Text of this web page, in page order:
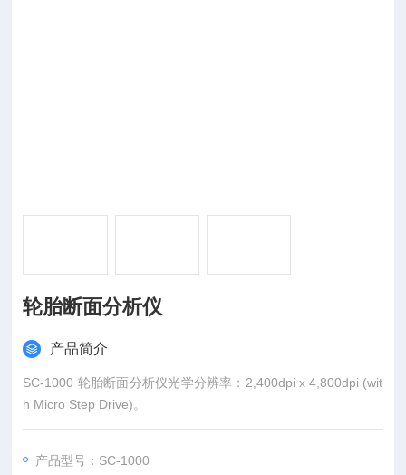
轮胎断面分析仪
产品简介
SC-1000 轮胎断面分析仪光学分辨率：2,400dpi x 4,800dpi (wit
h Micro Step Drive)。
产品型号：SC-1000